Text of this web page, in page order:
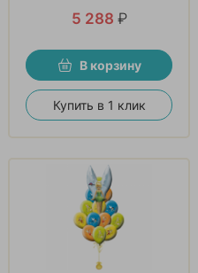
5 288 ₽
В корзину
Купить в 1 клик